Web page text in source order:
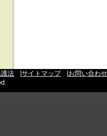
法 サイトマップ| お問い合わせ